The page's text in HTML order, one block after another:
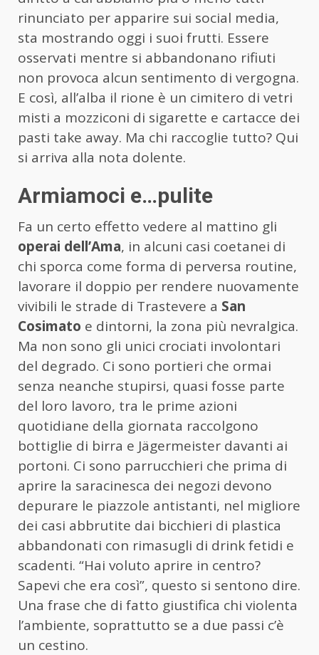
rinunciato per apparire sui social media,
sta mostrando oggi i suoi frutti. Essere
osservati mentre si abbandonano rifiuti
non provoca alcun sentimento di vergogna.
E così, all’alba il rione è un cimitero di vetri
misti a mozziconi di sigarette e cartacce dei
pasti take away. Ma chi raccoglie tutto? Qui
si arriva alla nota dolente.
Armiamoci e…pulite
Fa un certo effetto vedere al mattino gli
operai dell’Ama, in alcuni casi coetanei di
chi sporca come forma di perversa routine,
lavorare il doppio per rendere nuovamente
vivibili le strade di Trastevere a San
Cosimato e dintorni, la zona più nevralgica.
Ma non sono gli unici crociati involontari
del degrado. Ci sono portieri che ormai
senza neanche stupirsi, quasi fosse parte
del loro lavoro, tra le prime azioni
quotidiane della giornata raccolgono
bottiglie di birra e Jägermeister davanti ai
portoni. Ci sono parrucchieri che prima di
aprire la saracinesca dei negozi devono
depurare le piazzole antistanti, nel migliore
dei casi abbrutite dai bicchieri di plastica
abbandonati con rimasugli di drink fetidi e
scadenti. “Hai voluto aprire in centro?
Sapevi che era così”, questo si sentono dire.
Una frase che di fatto giustifica chi violenta
l’ambiente, soprattutto se a due passi c’è
un cestino.